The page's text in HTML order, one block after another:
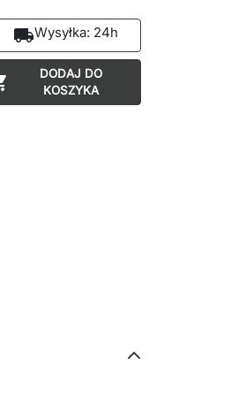
local_shippingWysyłka: 24h
DODAJ DO
KOSZYKA